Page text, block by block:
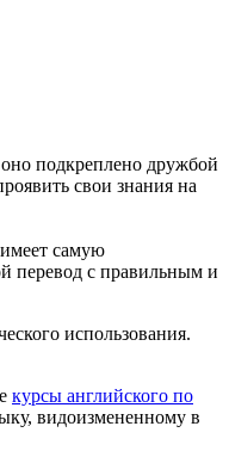
подкреплено дружбой
свои знания на
самую
перевод с правильным и
использования.
курсы английского по
видоизмененному в